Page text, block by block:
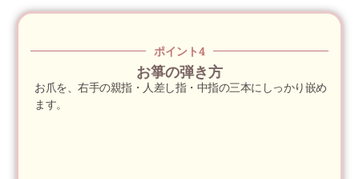
ポイント4
お箏の弾き方
お爪を、右手の親指・人差し指・中指の三本にしっかり嵌め
ます。